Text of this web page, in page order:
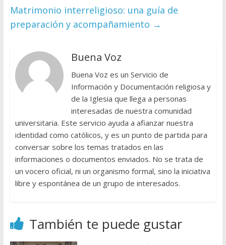
Matrimonio interreligioso: una guía de
preparación y acompañamiento →
Buena Voz
Buena Voz es un Servicio de
Información y Documentación religiosa y
de la Iglesia que llega a personas
interesadas de nuestra comunidad
universitaria. Este servicio ayuda a afianzar nuestra
identidad como católicos, y es un punto de partida para
conversar sobre los temas tratados en las
informaciones o documentos enviados. No se trata de
un vocero oficial, ni un organismo formal, sino la iniciativa
libre y espontánea de un grupo de interesados.
También te puede gustar